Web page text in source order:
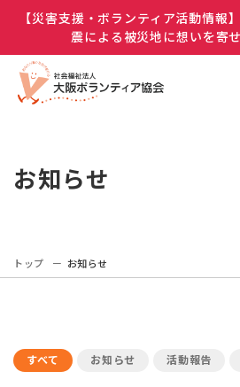
【災害支援・ボランティア活動情報
震による被災地に想いを寄
お知らせ
トップ お知らせ
すべて お知らせ 活動報告